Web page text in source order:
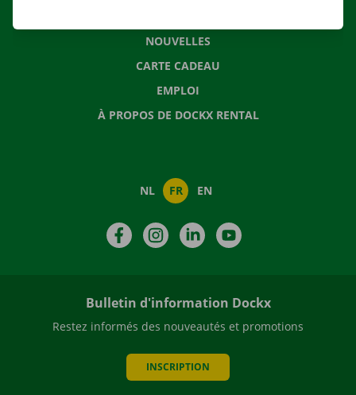
NOUVELLES
CARTE CADEAU
EMPLOI
À PROPOS DE DOCKX RENTAL
NL FR EN
FacebookInstagramLinkedIn
Bulletin d'information Dockx
Restez informés des nouveautés et promotions
INSCRIPTION